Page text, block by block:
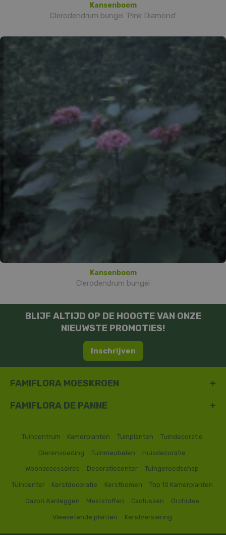
Kansenboom
Clerodendrum bungei 'Pink Diamond'
Kansenboom
Clerodendrum bungei
BLIJF ALTIJD OP DE HOOGTE VAN ONZE
NIEUWSTE PROMOTIES!
Inschrijven
FAMIFLORA MOESKROEN
FAMIFLORA DE PANNE
Tuincentrum Kamerplanten Tuinplanten Tuindecoratie
Dierenvoeding Tuinmeubelen Huisdecoratie
Woonaccessoires Decoratiecenter Tuingereedschap
Tuincenter Kerstdecoratie Kerstbomen Top 10 Kamerplanten
Gazon Aanleggen Meststoffen Cactussen Orchidee
Vleesetende planten Kerstversiering